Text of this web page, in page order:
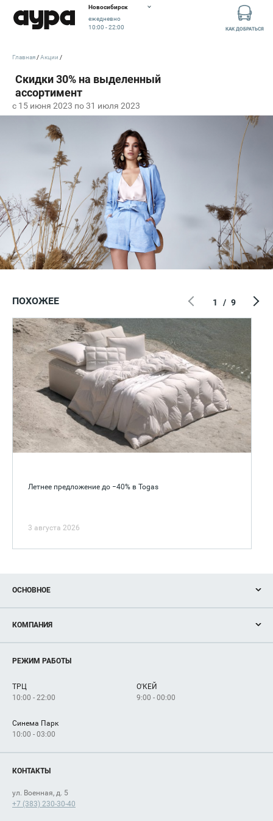
Новосибирск
ежедневно
10:00 - 22:00
КАК ДОБРАТЬСЯ
c 15 июня 2023 по 31 июля 2023
Главная Акции
ПОХОЖЕЕ
Летнее предложение до −40% в Togas
3 августа 2026
1 / 9
ОСНОВНОЕ
Новости
Магазины
Услуги
КОМПАНИЯ
Рекламодателям
Как добраться
РЕЖИМ РАБОТЫ
ТРЦ
10:00 - 22:00
О'КЕЙ
9:00 - 00:00
Синема Парк
10:00 - 03:00
КОНТАКТЫ
ул. Военная, д. 5
+7 (383) 230-30-40